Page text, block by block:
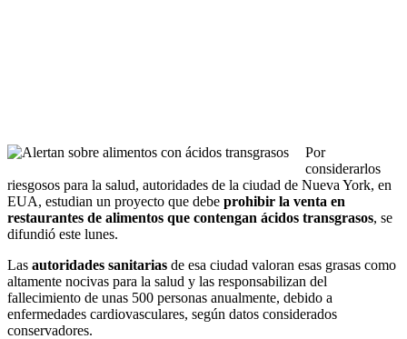
Por
considerarlos
riesgosos para la salud, autoridades de la ciudad de Nueva York, en
EUA, estudian un proyecto que debe prohibir la venta en
restaurantes de alimentos que contengan ácidos transgrasos, se
difundió este lunes.
Las autoridades sanitarias de esa ciudad valoran esas grasas como
altamente nocivas para la salud y las responsabilizan del
fallecimiento de unas 500 personas anualmente, debido a
enfermedades cardiovasculares, según datos considerados
conservadores.